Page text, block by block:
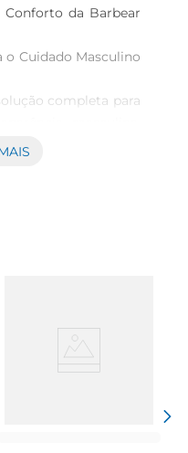
da Barbear
o Cuidado Masculino
completa para
recarregável de alta